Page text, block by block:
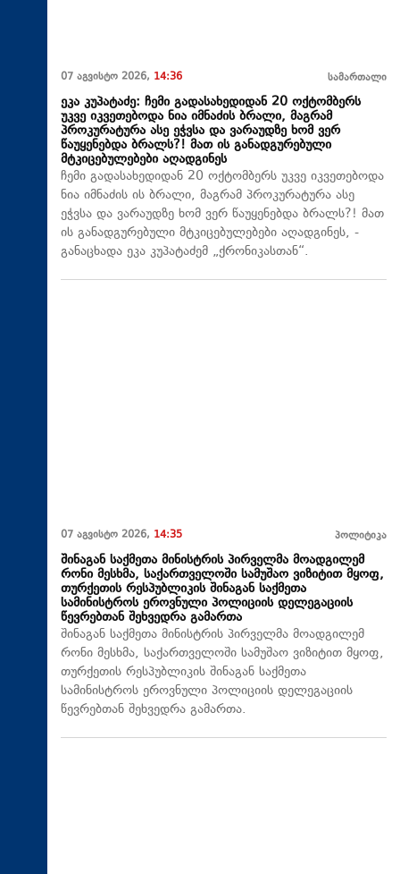
07 აგვისტო 2026, 14:36 სამართალი
ეკა კუპატაძე: ჩემი გადასახედიდან 20 ოქტომბერს
უკვე იკვეთებოდა ნია იმნაძის ბრალი, მაგრამ
პროკურატურა ასე ეჭვსა და ვარაუდზე ხომ ვერ
წაუყენებდა ბრალს?! მათ ის განადგურებული
მტკიცებულებები აღადგინეს
ჩემი გადასახედიდან 20 ოქტომბერს უკვე იკვეთებოდა
ნია იმნაძის ის ბრალი, მაგრამ პროკურატურა ასე
ეჭვსა და ვარაუდზე ხომ ვერ წაუყენებდა ბრალს?! მათ
ის განადგურებული მტკიცებულებები აღადგინეს, -
განაცხადა ეკა კუპატაძემ „ქრონიკასთან“.
07 აგვისტო 2026, 14:35 პოლიტიკა
შინაგან საქმეთა მინისტრის პირველმა მოადგილემ
რონი მესხმა, საქართველოში სამუშაო ვიზიტით მყოფ,
თურქეთის რესპუბლიკის შინაგან საქმეთა
სამინისტროს ეროვნული პოლიციის დელეგაციის
წევრებთან შეხვედრა გამართა
შინაგან საქმეთა მინისტრის პირველმა მოადგილემ
რონი მესხმა, საქართველოში სამუშაო ვიზიტით მყოფ,
თურქეთის რესპუბლიკის შინაგან საქმეთა
სამინისტროს ეროვნული პოლიციის დელეგაციის
წევრებთან შეხვედრა გამართა.